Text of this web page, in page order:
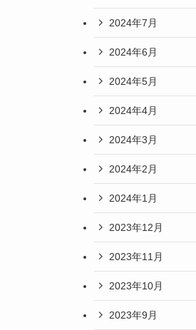
2024年7月
2024年6月
2024年5月
2024年4月
2024年3月
2024年2月
2024年1月
2023年12月
2023年11月
2023年10月
2023年9月